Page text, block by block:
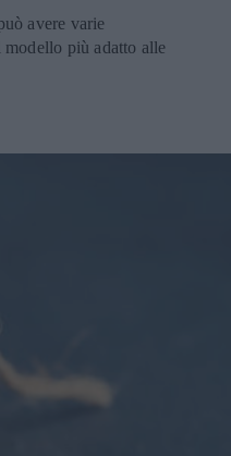
avere varie
più adatto alle